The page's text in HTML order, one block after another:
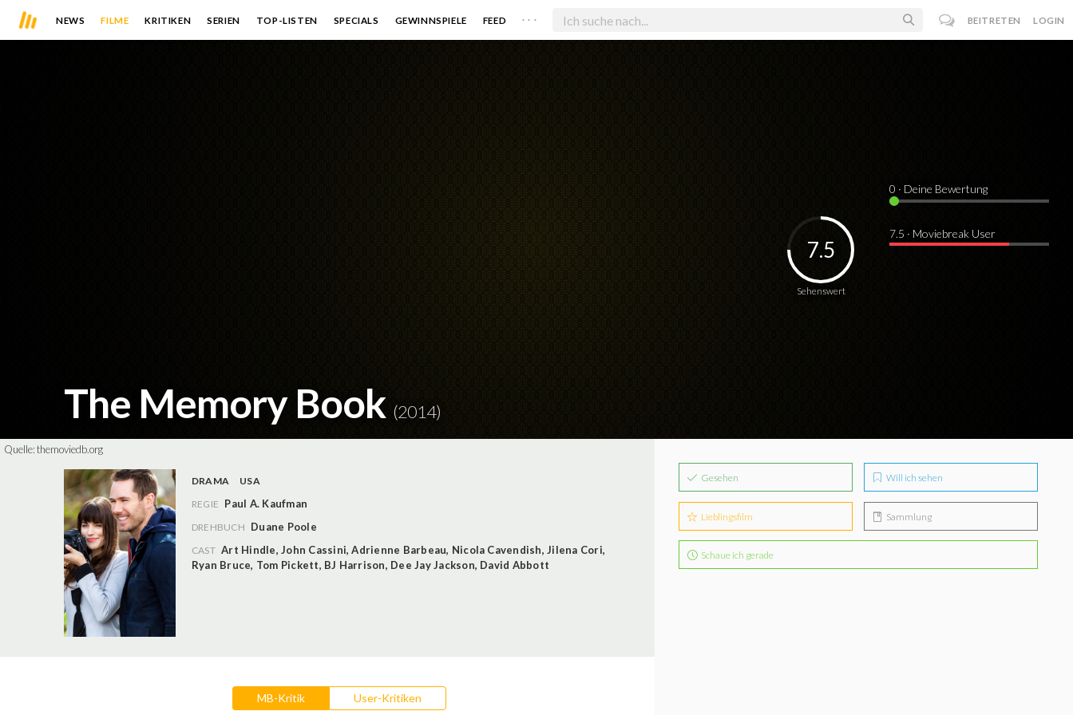
NEWS FILME KRITIKEN SERIEN TOP-LISTEN SPECIALS GEWINNSPIELE FEED . . . BEITRETEN LOGIN
The Memory Book (2014)
Sehenswert
7.5
0 · Deine Bewertung
7.5 · Moviebreak User
Quelle:themoviedb.org
DRAMA
USA
REGIE Paul A. Kaufman
DREHBUCH Duane Poole
CAST Art Hindle,John Cassini,Adrienne Barbeau, Nicola Cavendish,Jilena Cori,
Ryan Bruce, Tom Pickett, BJ Harrison, Dee Jay Jackson, David Abbott
MB-Kritik User-Kritiken
Gesehen Will ich sehen
Lieblingsfilm Sammlung
Schaue ich gerade